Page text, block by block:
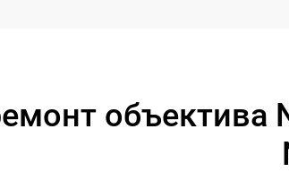
объектива